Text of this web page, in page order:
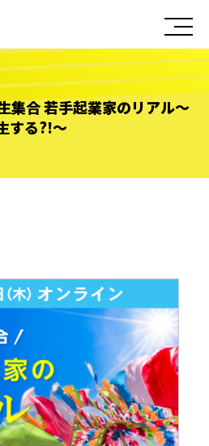
集合 若手起業家のリアル～
する?!～